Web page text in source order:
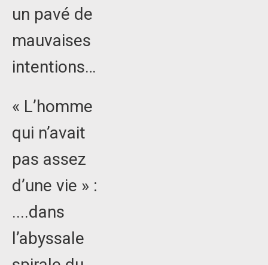
un pavé de
mauvaises
intentions…
« L’homme
qui n’avait
pas assez
d’une vie » :
....dans
l’abyssale